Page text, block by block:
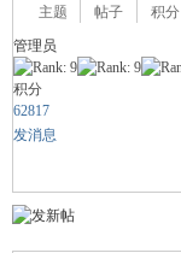
主题
帖子
积分
管理员
积分
62817
发消息